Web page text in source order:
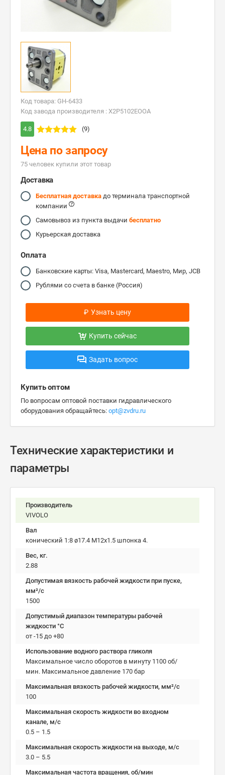
Код товара: GH-6433
Код завода производителя : X2P5102EOOA
4.8 (9)
Цена по запросу
75 человек купили этот товар
Доставка
Бесплатная доставка до терминала транспортной
компании
Самовывоз из пункта выдачи бесплатно
Курьерская доставка
Оплата
Банковские карты: Visa, Mastercard, Maestro, Мир, JCB
Рублями со счета в банке (Россия)
₽ Узнать цену
Купить сейчас
Задать вопрос
Купить оптом
По вопросам оптовой поставки гидравлического
оборудования обращайтесь: opt@zvdru.ru
Технические характеристики и
параметры
Производитель
VIVOLO
Вал
конический 1:8 ø17.4 M12x1.5 шпонка 4.
Вес, кг.
2.88
Допустимая вязкость рабочей жидкости при пуске,
мм²/c
1500
Допустимый диапазон температуры рабочей
жидкости °C
от -15 до +80
Использование водного раствора гликоля
Максимальное число оборотов в минуту 1100 об/
мин. Максимальное давление 170 бар
Максимальная вязкость рабочей жидкости, мм²/c
100
Максимальная скорость жидкости во входном
канале, м/с
0.5 – 1.5
Максимальная скорость жидкости на выходе, м/с
3.0 – 5.5
Максимальная частота вращения, об/мин